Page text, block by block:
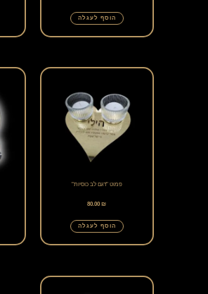
הוסף לעגלה
פמוט "דגם לב כוסיות"
80.00₪
הוסף לעגלה